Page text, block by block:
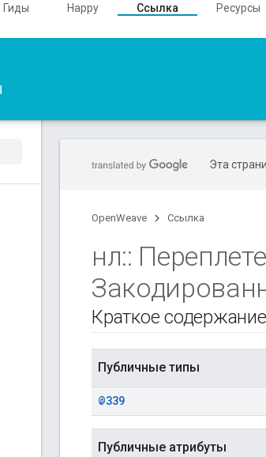
Гиды Happy Ссылка
Ресурсы
Эта
OpenWeave Ссылка
нл::
Краткое содержание
Публичные типы
@339
Публичные атрибуты